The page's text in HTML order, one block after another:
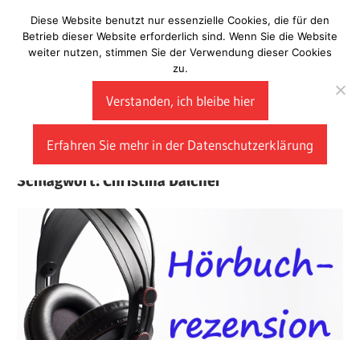
Inhalt
springen
Laberladen
Schlagwort:Christina Dalcher
Diese Website benutzt nur essenzielle Cookies, die für den
Betrieb dieser Website erforderlich sind. Wenn Sie die Website
weiter nutzen, stimmen Sie der Verwendung dieser Cookies
zu.
Verstanden, ich bleibe hier
Erfahren Sie mehr in der Datenschutzerklärung